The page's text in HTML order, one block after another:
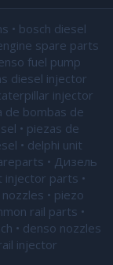
• bosch diesel
spare parts
fuel pump
diesel injector
injector
de bombas de
• piezas de
• delphi unit
• Дизель
injector parts •
• piezo
rail parts •
• denso nozzles
injector